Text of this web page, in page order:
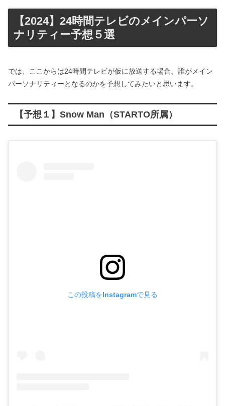
【2024】24時間テレビのメインパーソ
ナリティー予想５選
では、ここからは24時間テレビが仮に放送する場合、誰がメイン
パーソナリティーとなるのかを予想してみたいと思います。
【予想１】Snow Man（STARTO所属）
この投稿をInstagramで見る